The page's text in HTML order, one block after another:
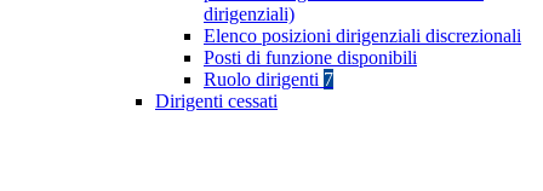
dirigenziali)
Elenco posizioni dirigenziali discrezionali
Posti di funzione disponibili
Ruolo dirigenti 7
Dirigenti cessati